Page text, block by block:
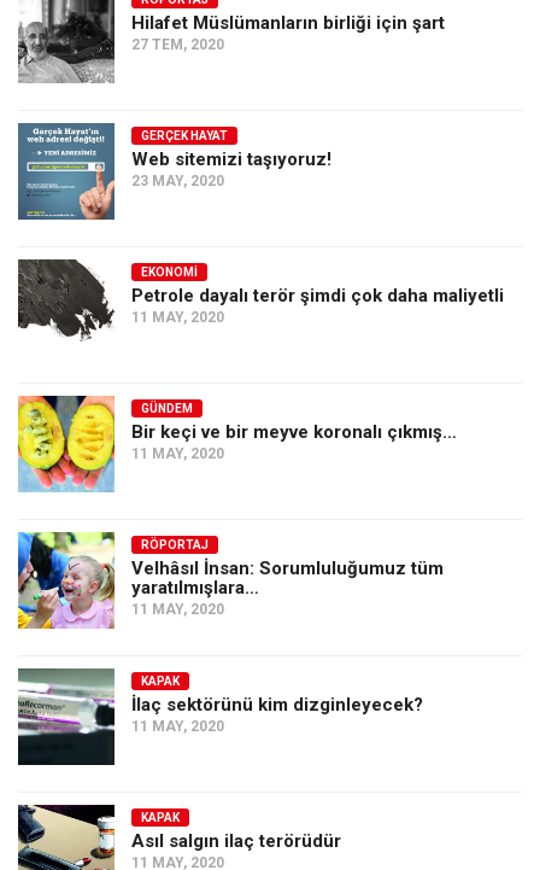
Ekonomi
Spor
Sağlık
Gıda-Beslenme
Türkiye
Siyaset
Dünya
Asya
Amerika
Avustralya
Tarih
Düşünce
Dosyalar
Hilafet Müslümanların birliği için şart
27 TEM, 2020
GERÇEK HAYAT
Web sitemizi taşıyoruz!
23 MAY, 2020
EKONOMI
Petrole dayalı terör şimdi çok daha maliyetli
11 MAY, 2020
GÜNDEM
Bir keçi ve bir meyve koronalı çıkmış…
11 MAY, 2020
RÖPORTAJ
Velhâsıl İnsan: Sorumluluğumuz tüm
yaratılmışlara…
11 MAY, 2020
KAPAK
İlaç sektörünü kim dizginleyecek?
11 MAY, 2020
KAPAK
Asıl salgın ilaç terörüdür
11 MAY, 2020